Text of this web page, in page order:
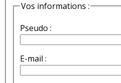
Vos informations :
Pseudo :
E-mail :